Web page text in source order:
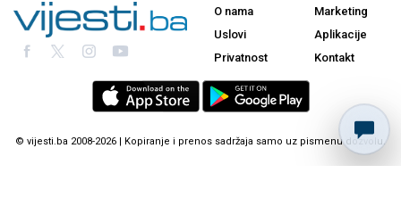
O nama
Uslovi
Privatnost
Marketing
Aplikacije
Kontakt
© vijesti.ba 2008-2026 | Kopiranje i prenos sadržaja samo uz pismenu dozvolu.